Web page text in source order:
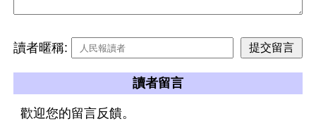
讀者暱稱:
讀者留言
歡迎您的留言反饋。